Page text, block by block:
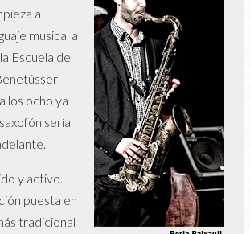
a
musical a
Escuela de
los ocho ya
sería
y activo.
puesta en
tradicional